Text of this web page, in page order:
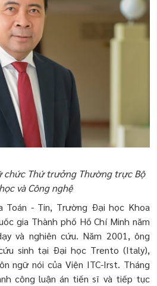
chức Thứ trưởng Thường trực Bộ
và Công nghệ
Toán - Tin, Trường Đại học Khoa
gia Thành phố Hồ Chí Minh năm
và nghiên cứu. Năm 2001, ông
sinh tại Đại học Trento (Italy),
ngữ nói của Viện ITC-Irst. Tháng
công luận án tiến sĩ và tiếp tục